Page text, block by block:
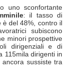
uno sconfortante
: il tasso di
è del 48%, contro il
subiscono
minori prospettive
dirigenziali e di
115mila dirigenti in
sussiste tra